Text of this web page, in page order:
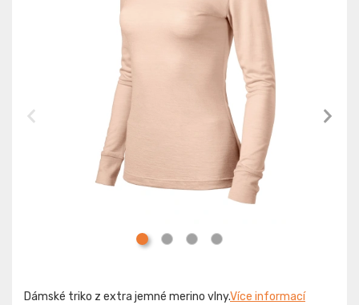
Dámské triko z extra jemné merino vlny.Více informací